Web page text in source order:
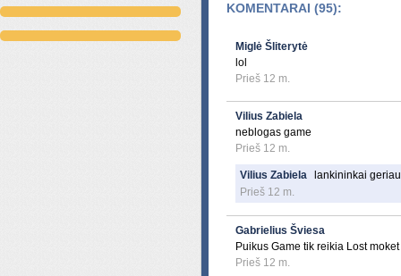
KOMENTARAI (95):
Miglė Šliterytė
lol
Prieš 12 m.
Vilius Zabiela
neblogas game
Prieš 12 m.
Vilius Zabiela
lankininkai
Prieš 12 m.
Gabrielius Šviesa
Puikus Game tik reikia Lost moket
Prieš 12 m.